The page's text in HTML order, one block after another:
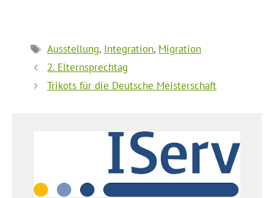
Schlagwörter
Ausstellung, Integration, Migration
2. Elternsprechtag
Trikots für die Deutsche Meisterschaft